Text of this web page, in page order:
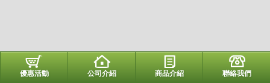
優惠活動 公司介紹 商品介紹 聯絡我們